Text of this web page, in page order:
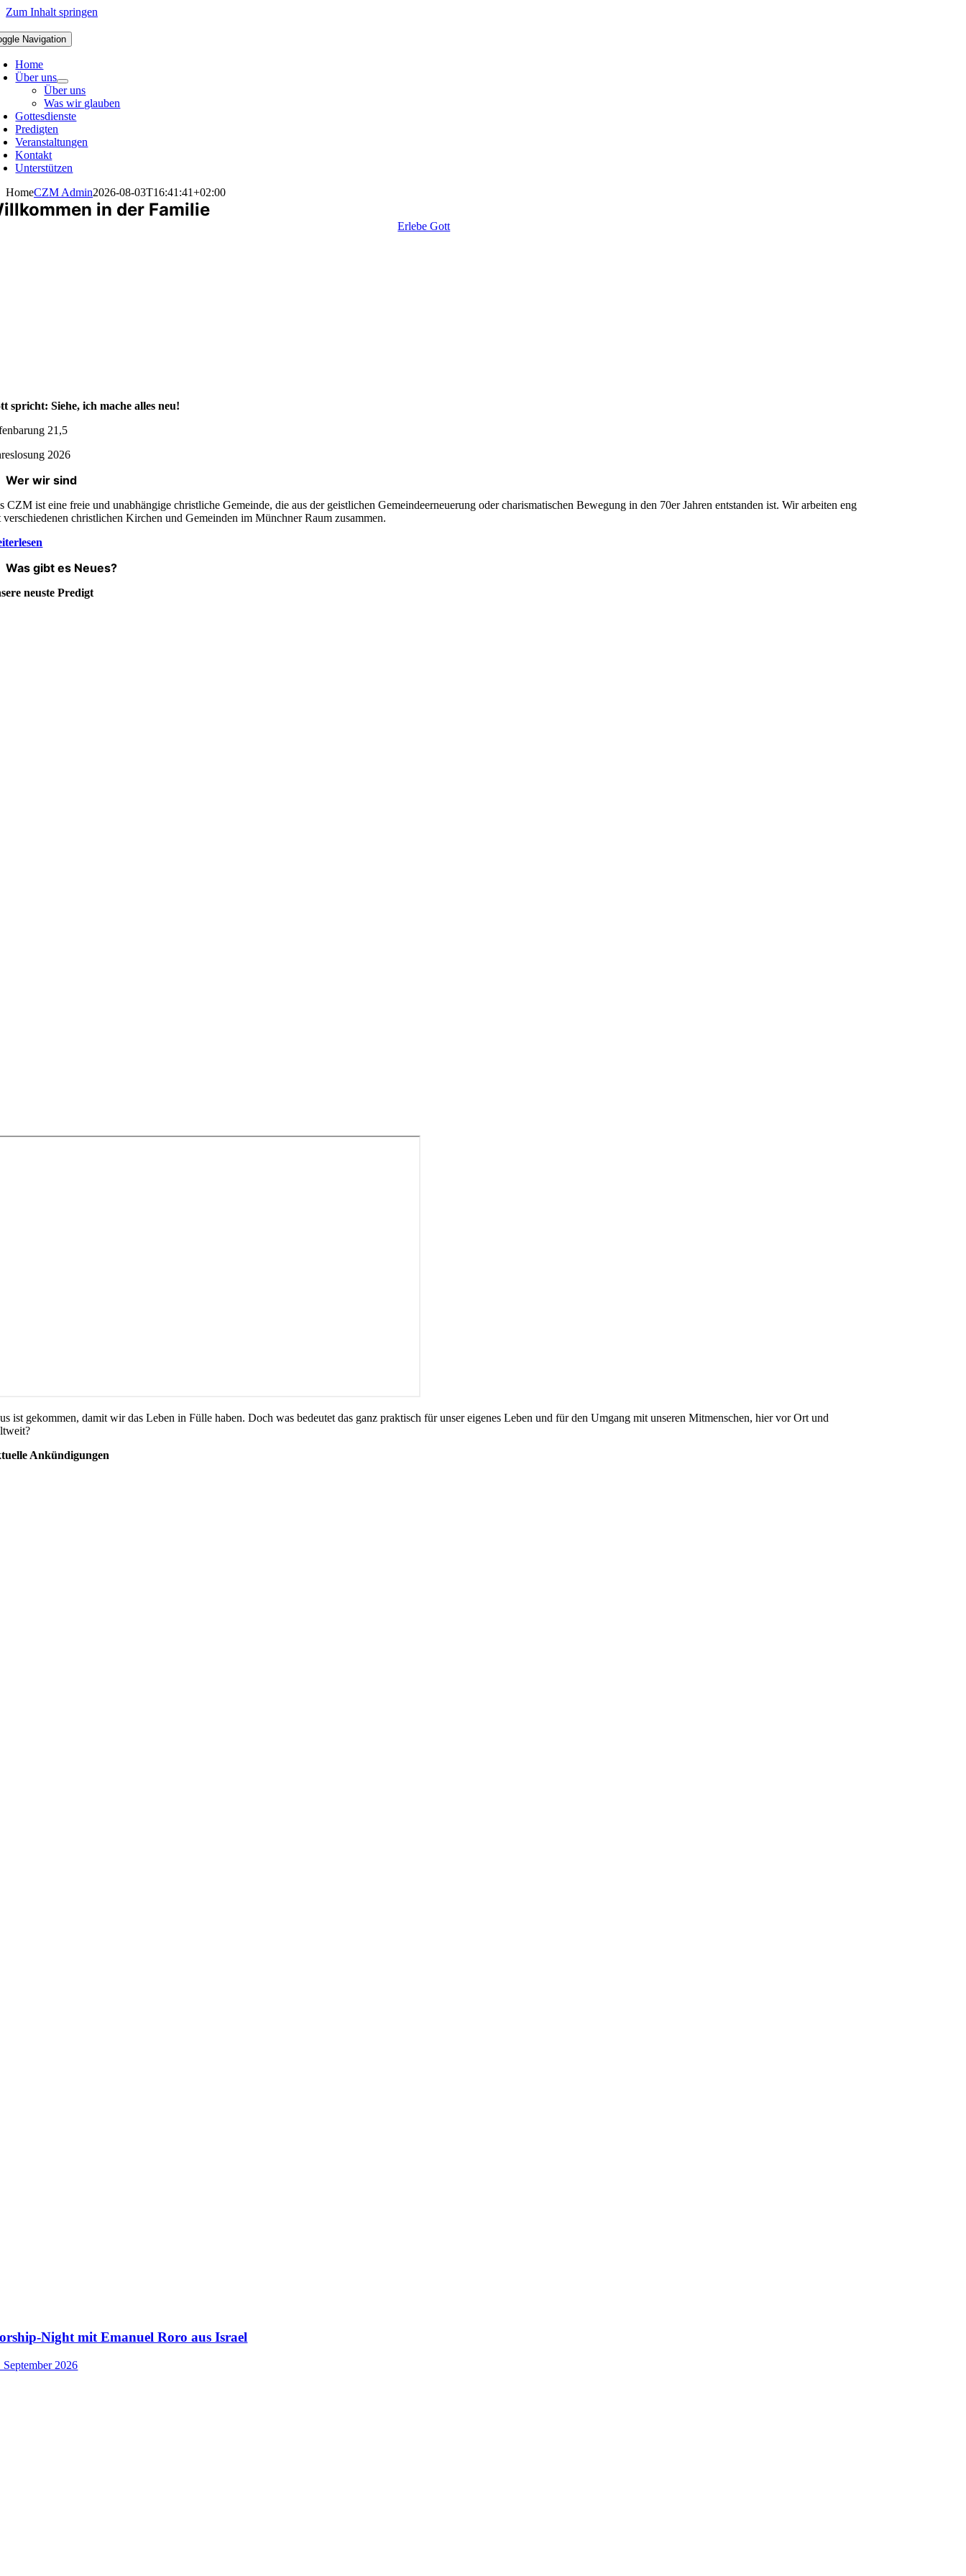
Zum Inhalt springen
Navigation
Home
Über uns
Über uns
Was wir glauben
Gottesdienste
Predigten
Veranstaltungen
Kontakt
Unterstützen
HomeCZM Admin2026-08-03T16:41:41+02:00
in der Familie
Erlebe Gott
spricht: Siehe, ich mache alles neu!
21,5
2026
Wer wir sind
CZM ist eine freie und unabhängige christliche Gemeinde, die aus der geistlichen Gemeindeerneuerung oder charismatischen Bewegung in den 70er Jahren entstanden ist. Wir arbeiten eng
verschiedenen christlichen Kirchen und Gemeinden im Münchner Raum zusammen.
Was gibt es Neues?
neuste Predigt
ist gekommen, damit wir das Leben in Fülle haben. Doch was bedeutet das ganz praktisch für unser eigenes Leben und für den Umgang mit unseren Mitmenschen, hier vor Ort und
Ankündigungen
Night mit Emanuel Roro aus Israel
September 2026